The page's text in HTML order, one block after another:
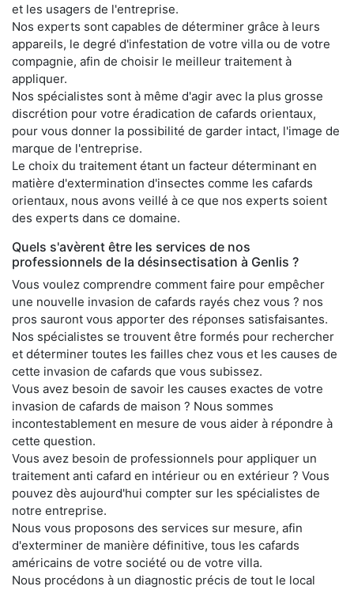
et les usagers de l'entreprise.
Nos experts sont capables de déterminer grâce à leurs
appareils, le degré d'infestation de votre villa ou de votre
compagnie, afin de choisir le meilleur traitement à
appliquer.
Nos spécialistes sont à même d'agir avec la plus grosse
discrétion pour votre éradication de cafards orientaux,
pour vous donner la possibilité de garder intact, l'image de
marque de l'entreprise.
Le choix du traitement étant un facteur déterminant en
matière d'extermination d'insectes comme les cafards
orientaux, nous avons veillé à ce que nos experts soient
des experts dans ce domaine.
Quels s'avèrent être les services de nos
professionnels de la désinsectisation à Genlis ?
Vous voulez comprendre comment faire pour empêcher
une nouvelle invasion de cafards rayés chez vous ? nos
pros sauront vous apporter des réponses satisfaisantes.
Nos spécialistes se trouvent être formés pour rechercher
et déterminer toutes les failles chez vous et les causes de
cette invasion de cafards que vous subissez.
Vous avez besoin de savoir les causes exactes de votre
invasion de cafards de maison ? Nous sommes
incontestablement en mesure de vous aider à répondre à
cette question.
Vous avez besoin de professionnels pour appliquer un
traitement anti cafard en intérieur ou en extérieur ? Vous
pouvez dès aujourd'hui compter sur les spécialistes de
notre entreprise.
Nous vous proposons des services sur mesure, afin
d'exterminer de manière définitive, tous les cafards
américains de votre société ou de votre villa.
Nous procédons à un diagnostic précis de tout le local